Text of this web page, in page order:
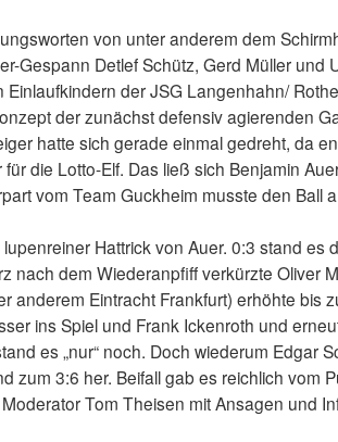
von unter anderem dem
Gespann Detlef Schütz, Gerd Müller und
Einlaufkindern der JSG Langenhahn/
der zunächst defensiv agierenden
hatte sich gerade einmal gedreht, da
für die Lotto-Elf. Das ließ sich Benjamin
vom Team Guckheim musste den Ball
lupenreiner Hattrick von Auer. 0:3 stand es
nach dem Wiederanpfiff verkürzte Oliver
anderem Eintracht Frankfurt) erhöhte bis
ins Spiel und Frank Ickenroth und
es „nur“ noch. Doch wiederum Edgar
zum 3:6 her. Beifall gab es reichlich vom
Tom Theisen mit Ansagen und